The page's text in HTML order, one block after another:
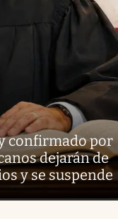
confirmado por
dejarán de
y se suspende